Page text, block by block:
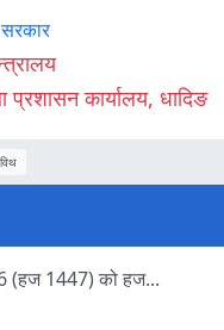
प्रशासन कार्यालय, धादिङ
(हज 1447) को हज...